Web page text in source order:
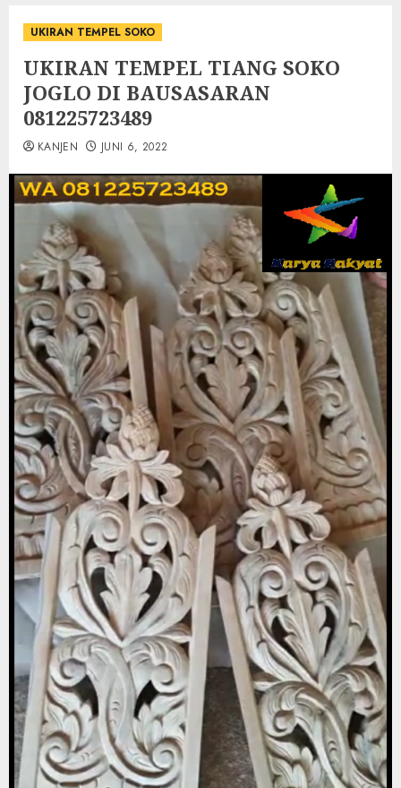
UKIRAN TEMPEL SOKO
UKIRAN TEMPEL TIANG SOKO
JOGLO DI BAUSASARAN
081225723489
KANJEN JUNI 6, 2022